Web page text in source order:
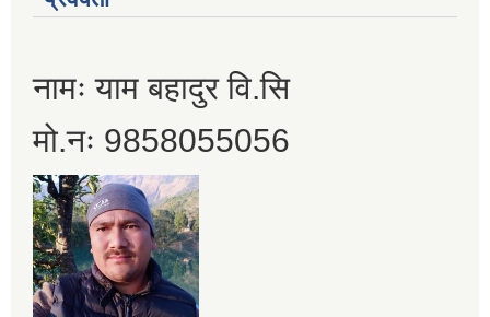
नामः याम बहादुर वि.सि
मो.नः 9858055056